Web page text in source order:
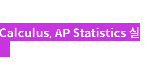
AP Statistics 실